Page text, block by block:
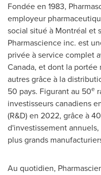
Fondée en 1983,
employeur
social situé à Montréal et
Pharmascience inc. est
privée à service complet
Canada, et dont la portée
autres grâce à la
50 pays. Figurant au 50e
investisseurs canadiens
(R&D) en 2022, grâce à
d'investissement
plus grands
Au quotidien,